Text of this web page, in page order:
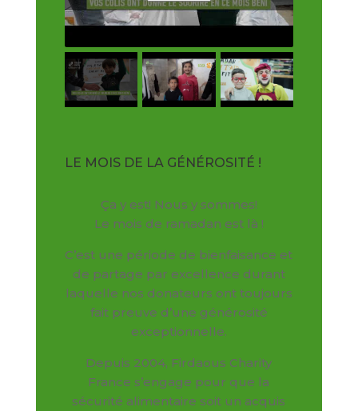
LE MOIS DE LA GÉNÉROSITÉ !
Ça y est! Nous y sommes!
Le mois de ramadan est là !
C’est une période de bienfaisance et
de partage par excellence durant
laquelle nos donateurs ont toujours
fait preuve d’une générosité
exceptionnelle.
Depuis 2004, Firdaous Charity
France s’engage pour que la
sécurité alimentaire soit un acquis